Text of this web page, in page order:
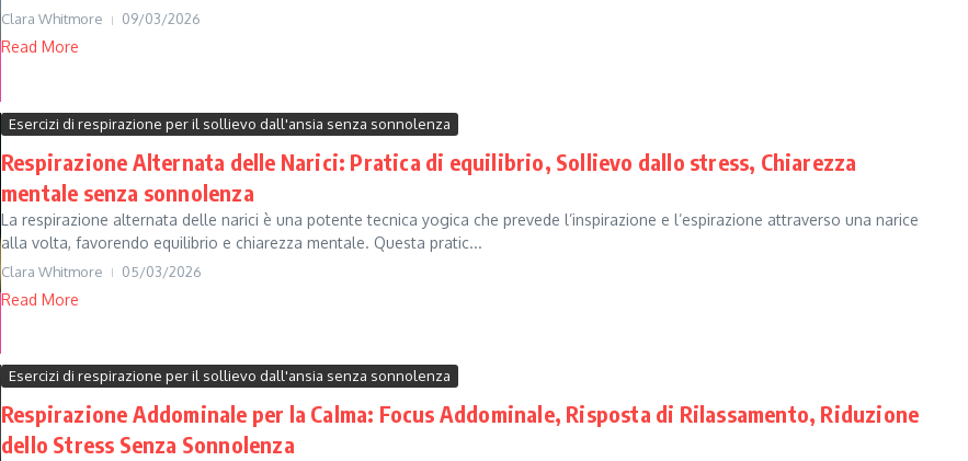
Clara Whitmore 09/03/2026
Read More
Esercizi di respirazione per il sollievo dall'ansia senza sonnolenza
Respirazione Alternata delle Narici: Pratica di equilibrio, Sollievo dallo stress, Chiarezza
mentale senza sonnolenza
La respirazione alternata delle narici è una potente tecnica yogica che prevede l’inspirazione e l’espirazione attraverso una narice
alla volta, favorendo equilibrio e chiarezza mentale. Questa pratic...
Clara Whitmore 05/03/2026
Read More
Esercizi di respirazione per il sollievo dall'ansia senza sonnolenza
Respirazione Addominale per la Calma: Focus Addominale, Risposta di Rilassamento, Riduzione
dello Stress Senza Sonnolenza